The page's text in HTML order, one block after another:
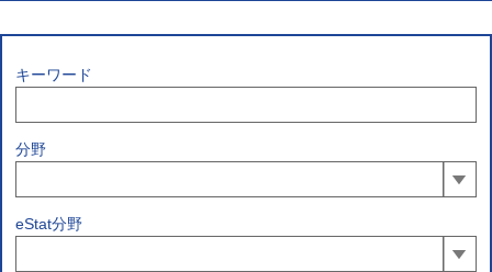
キーワード
分野
eStat分野